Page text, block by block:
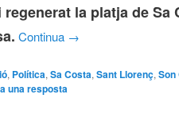
regenerat la platja de Sa
Continua →
, Política,Sa Costa,Sant Llorenç,
una resposta